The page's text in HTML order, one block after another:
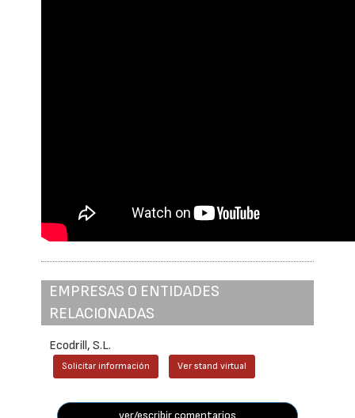
EMPRESAS O ENTIDADES
RELACIONADAS
Ecodrill, S.L.
Solicitar información Ver stand virtual
ver/escribir comentarios